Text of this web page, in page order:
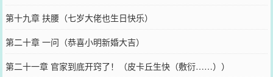
第十九章 扶腰（七岁大佬也生日快乐）
第二十章 一问（恭喜小明新婚大吉）
第二十一章 官家到底开窍了！（皮卡丘生快（敷衍……））